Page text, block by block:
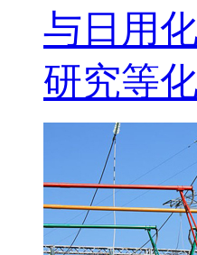
与日用
研究等